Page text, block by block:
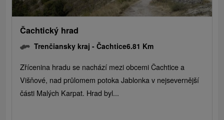
Čachtický hrad
Trenčiansky kraj -Čachtice6.81 Km
Zřícenina hradu se nachází mezi obcemi Čachtice a
Višňové, nad průlomem potoka Jablonka v nejsevernější
části Malých Karpat. Hrad byl...